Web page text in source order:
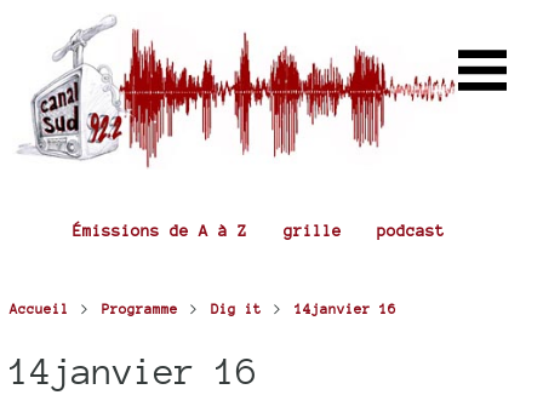
Émissions de A à Z grille podcast
Accueil > Programme > Dig it > 14janvier 16
14janvier 16